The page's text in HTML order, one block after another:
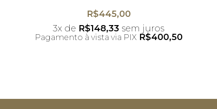
R$445,00
3x de R$148,33 sem juros
Pagamento à vista via PIX R$400,50